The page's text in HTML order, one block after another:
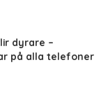
dyrare –
på alla telefoner